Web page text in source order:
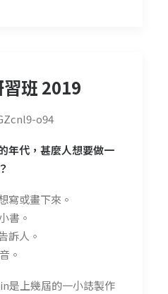
班 2019
o94
年代，甚麼人想要做一
寫或畫下來。
書。
訴人。
。
是上幾屆的一小誌製作